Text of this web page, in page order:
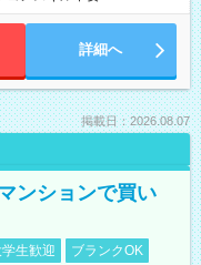
詳細へ
掲載日：2026.08.07
ンションで買い
学生歓迎
ブランクOK